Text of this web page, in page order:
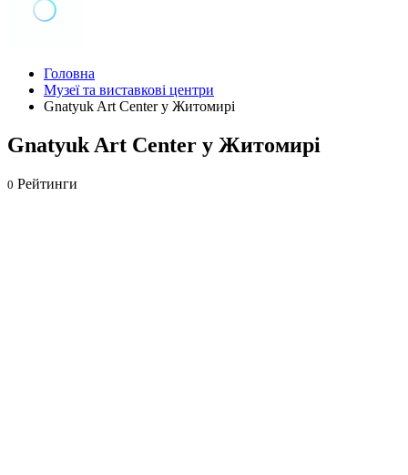
Головна
Музеї та виставкові центри
Gnatyuk Art Center у Житомирі
Gnatyuk Art Center у Житомирі
0 Рейтинги